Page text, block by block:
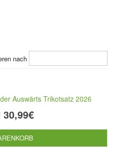
nach
Auswärts Trikotsatz 2026
30,99€